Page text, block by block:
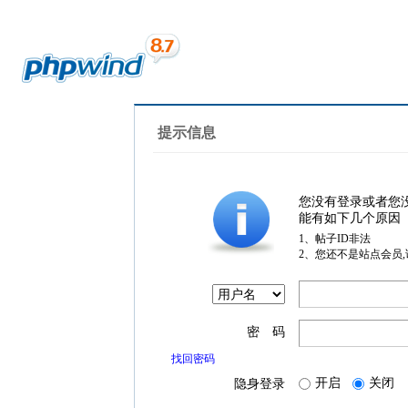
提示信息
您没有登录或者您
能有如下几个原因
1、帖子ID非法
2、您还不是站点会员
密 码
找回密码
隐身登录 开启 关闭